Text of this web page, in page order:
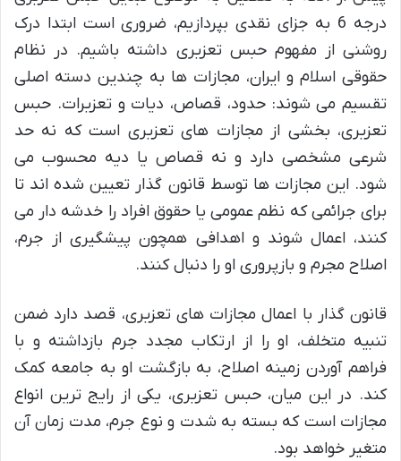
درجه 6 به جزای نقدی بپردازیم، ضروری است ابتدا درک
روشنی از مفهوم حبس تعزیری داشته باشیم. در نظام
حقوقی اسلام و ایران، مجازات ها به چندین دسته اصلی
تقسیم می شوند: حدود، قصاص، دیات و تعزیرات. حبس
تعزیری، بخشی از مجازات های تعزیری است که نه حد
شرعی مشخصی دارد و نه قصاص یا دیه محسوب می
شود. این مجازات ها توسط قانون گذار تعیین شده اند تا
برای جرائمی که نظم عمومی یا حقوق افراد را خدشه دار می
کنند، اعمال شوند و اهدافی همچون پیشگیری از جرم،
اصلاح مجرم و بازپروری او را دنبال کنند.
قانون گذار با اعمال مجازات های تعزیری، قصد دارد ضمن
تنبیه متخلف، او را از ارتکاب مجدد جرم بازداشته و با
فراهم آوردن زمینه اصلاح، به بازگشت او به جامعه کمک
کند. در این میان، حبس تعزیری، یکی از رایج ترین انواع
مجازات است که بسته به شدت و نوع جرم، مدت زمان آن
متغیر خواهد بود.